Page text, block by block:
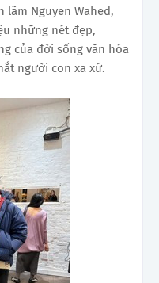
lãm Nguyen Wahed,
những nét đẹp,
của đời sống văn hóa
người con xa xứ.